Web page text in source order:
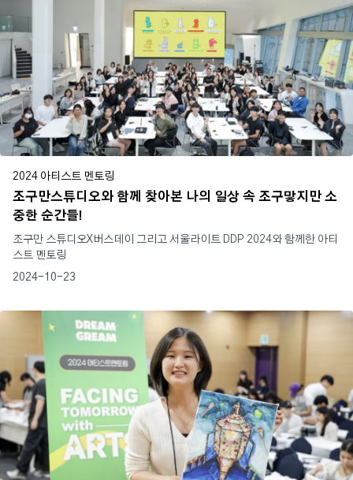
2024 아티스트 멘토링
조구만스튜디오와 함께 찾아본 나의 일상 속 조구맣지만 소
중한 순간들!
조구만 스튜디오X버스데이 그리고 서울라이트 DDP 2024와 함께한 아티
스트 멘토링
2024-10-23